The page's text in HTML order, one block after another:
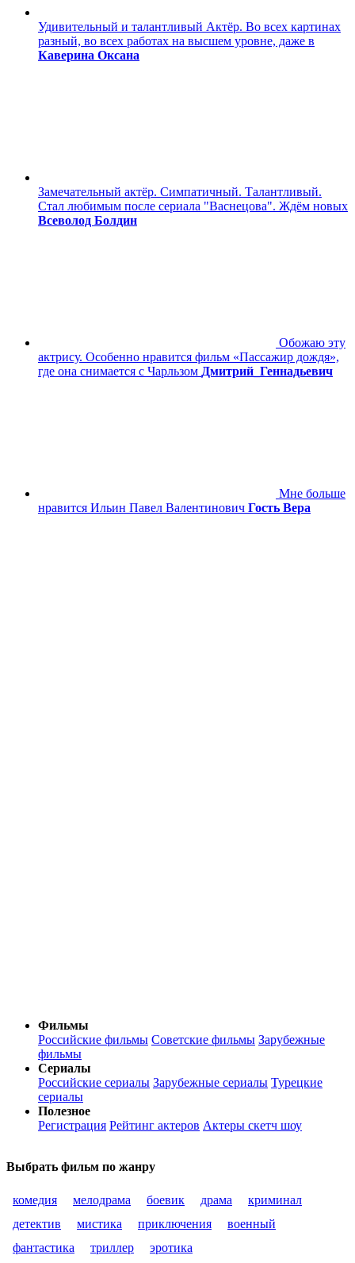
Удивительный и талантливый Актёр. Во всех картинах
разный, во всех работах на высшем уровне, даже в
Каверина Оксана
Замечательный актёр. Симпатичный. Талантливый.
Стал любимым после сериала "Васнецова". Ждём новых
Всеволод Болдин
Обожаю эту
актрису. Особенно нравится фильм «Пассажир дождя»,
где она снимается с Чарльзом Дмитрий_Геннадьевич
Мне больше
нравится Ильин Павел Валентинович Гость Вера
Фильмы
Российские фильмы Советские фильмы Зарубежные
фильмы
Сериалы
Российские сериалы Зарубежные сериалы Турецкие
сериалы
Полезное
Регистрация Рейтинг актеров Актеры скетч шоу
Выбрать фильм по жанру
комедия мелодрама боевик драма
криминал
детектив
мистика приключения
военный
фантастика
триллер эротика